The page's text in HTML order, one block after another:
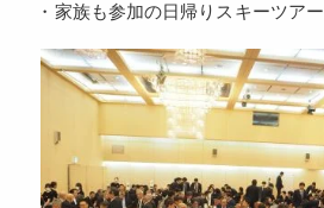
・家族も参加の日帰りスキーツアー